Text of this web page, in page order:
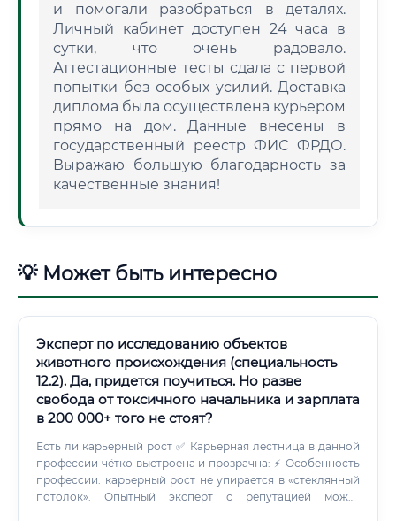
и помогали разобраться в деталях.
Личный кабинет доступен 24 часа в
сутки, что очень радовало.
Аттестационные тесты сдала с первой
попытки без особых усилий. Доставка
диплома была осуществлена курьером
прямо на дом. Данные внесены в
государственный реестр ФИС ФРДО.
Выражаю большую благодарность за
качественные знания!
💡 Может быть интересно
Эксперт по исследованию объектов
животного происхождения (специальность
12.2). Да, придется поучиться. Но разве
свобода от токсичного начальника и зарплата
в 200 000+ того не стоят?
Есть ли карьерный рост ✅ Карьерная лестница в данной
профессии чётко выстроена и прозрачна: ⚡ Особенность
профессии: карьерный рост не упирается в «стеклянный
потолок». Опытный эксперт с репутацией может